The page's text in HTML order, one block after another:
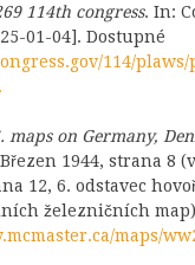
114th congress. In:
01-04]. Dostupné
114/plaws/
maps on Germany,
1944, strana 8
12, 6. odstavec
železničních
maps/